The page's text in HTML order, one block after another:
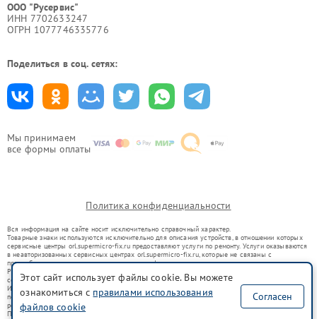
Мы принимаем
все формы оплаты
ООО "Русервис"
ИНН 7702633247
ОГРН 1077746335776
Поделиться в соц. сетях:
Политика конфиденциальности
Вся информация на сайте носит исключительно справочный характер.
Товарные знаки используются исключительно для описания устройств, в отношении которых
сервисные центры orl.supermicro-fix.ru предоставляют услуги по ремонту. Услуги оказываются
в неавторизованных сервисных центрах orl.supermicro-fix.ru, которые не связаны с
правообладателями товарных знаков или их официальными представителями.
Ремонт осуществляется для устройств, уже введенных в гражданский оборот в соответствии
со статьей 1487 ГК РФ.
Использование товарных знаков не преследует цели индивидуализации услуг или введения
потребителей в заблуждение, а служит для информирования о предоставляемых услугах по
ремонту техники указанных брендов.
Представленная на сайте информация не является публичной офертой, определяемой
Этот сайт использует файлы cookie. Вы можете
ознакомиться с правилами использования
файлов cookie
Согласен